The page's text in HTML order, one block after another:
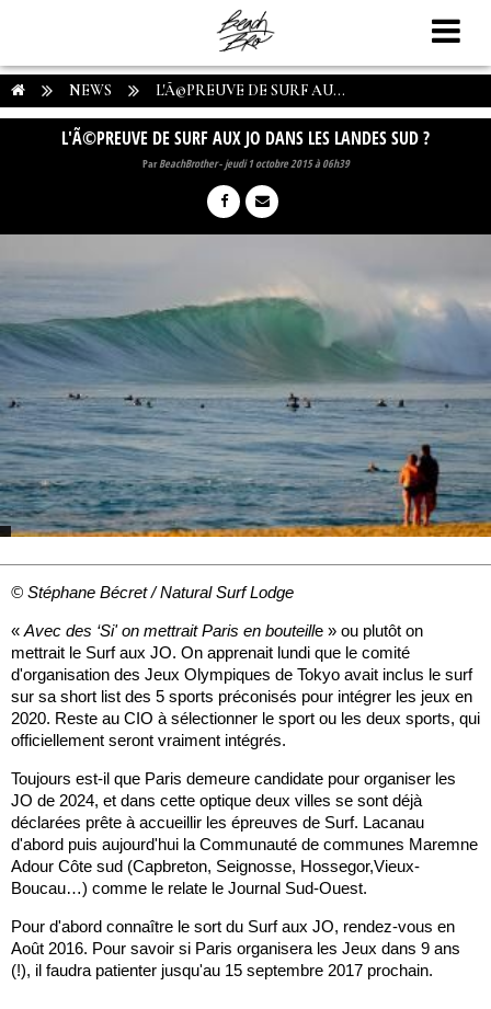
NEWS L'Ã©PREUVE DE SURF AU...
L'Ã©PREUVE DE SURF AUX JO DANS LES LANDES SUD ?
ParBeachBrother-jeudi 1 octobre 2015 à 06h39
© Stéphane Bécret / Natural Surf Lodge
« Avec des ‘Si' on mettrait Paris en bouteille » ou plutôt on
mettrait le Surf aux JO. On apprenait lundi que le comité
d'organisation des Jeux Olympiques de Tokyo avait inclus le surf
sur sa short list des 5 sports préconisés pour intégrer les jeux en
2020. Reste au CIO à sélectionner le sport ou les deux sports, qui
officiellement seront vraiment intégrés.
Toujours est-il que Paris demeure candidate pour organiser les
JO de 2024, et dans cette optique deux villes se sont déjà
déclarées prête à accueillir les épreuves de Surf. Lacanau
d'abord puis aujourd'hui la Communauté de communes Maremne
Adour Côte sud (Capbreton, Seignosse, Hossegor,Vieux-
Boucau…) comme le relate le Journal Sud-Ouest.
Pour d'abord connaître le sort du Surf aux JO, rendez-vous en
Août 2016. Pour savoir si Paris organisera les Jeux dans 9 ans
(!), il faudra patienter jusqu'au 15 septembre 2017 prochain.